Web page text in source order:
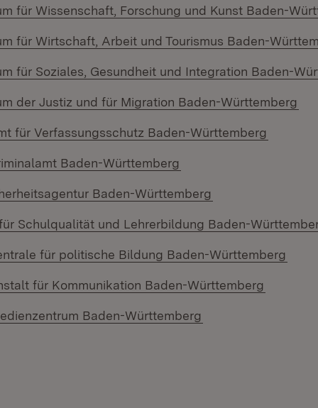
für Wissenschaft, Forschung und Kunst Baden-
für Wirtschaft, Arbeit und Tourismus Baden-
für Soziales, Gesundheit und Integration Baden-
der Justiz und für Migration Baden-Württemberg
für Verfassungsschutz Baden-Württemberg
Baden-Württemberg
Baden-Württemberg
Schulqualität und Lehrerbildung Baden-
für politische Bildung Baden-Württemberg
für Kommunikation Baden-Württemberg
Baden-Württemberg